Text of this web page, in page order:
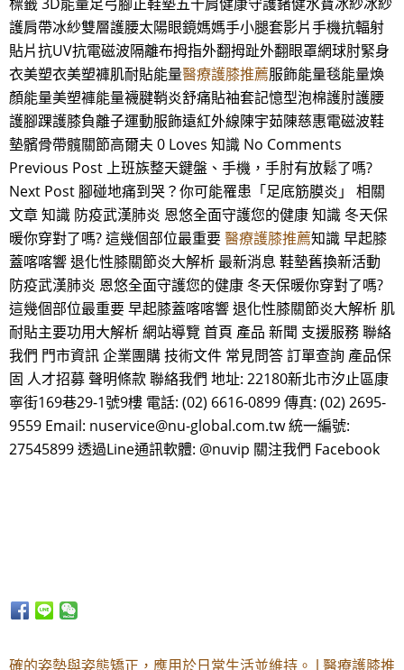
護肩帶冰紗雙層護腰太陽眼鏡媽媽手小腿套影片手機抗輻射
貼片抗UV抗電磁波隔離布拇指外翻拇趾外翻眼罩網球肘緊身
衣美塑衣美塑褲肌耐貼能量醫療護膝推薦服飾能量毯能量煥
顏能量美塑褲能量襪腱鞘炎舒痛貼袖套記憶型泡棉護肘護腰
護腳踝護膝負離子運動服飾遠紅外線陳宇茹陳慈惠電磁波鞋
墊髕骨帶髖關節高爾夫 0 Loves 知識 No Comments
Previous Post 上班族整天鍵盤、手機，手肘有放鬆了嗎?
Next Post 腳碰地痛到哭？你可能罹患「足底筋膜炎」 相關
文章 知識 防疫武漢肺炎 恩悠全面守護您的健康 知識 冬天保
暖你穿對了嗎? 這幾個部位最重要醫療護膝推薦知識 早起膝
蓋喀喀響 退化性膝關節炎大解析 最新消息 鞋墊舊換新活動
防疫武漢肺炎 恩悠全面守護您的健康 冬天保暖你穿對了嗎?
這幾個部位最重要 早起膝蓋喀喀響 退化性膝關節炎大解析 肌
耐貼主要功用大解析 網站導覽 首頁 產品 新聞 支援服務 聯絡
我們 門市資訊 企業團購 技術文件 常見問答 訂單查詢 產品保
固 人才招募 聲明條款 聯絡我們 地址: 22180新北市汐止區康
寧街169巷29-1號9樓 電話: (02) 6616-0899 傳真: (02) 2695-
9559 Email: nuservice@nu-global.com.tw 統一編號:
27545899 透過Line通訊軟體: @nuvip 關注我們 Facebook
確的姿勢與姿態矯正，應用於日常生活並維持。 l 醫療護膝推